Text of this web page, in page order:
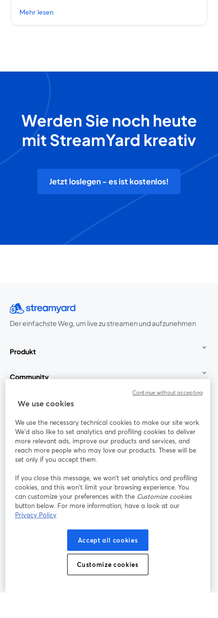
Mehr lesen
Werden Sie noch heute
mit StreamYard kreativ
Jetzt loslegen - es ist kostenlos!
Der einfachste Weg, um live zu streamen und aufzunehmen
Produkt
Community
StreamYard für
Mitmachen
Webinar Facebook
wird in einem neuen Tab geöffnet
X (Twitter)
wird in einem neuen Tab geöffnet
Nutzungsbedingungen
wird in einem neuen Tab geöffnet
Datenschutzrichtlinie
wird in einem neuen Tab geöffnet
Cookie-Richtlinie
Cookie-Einstellungen Hilfe-Center
We use cookies
We use the necessary technical cookies to make our site work.
We'd also like to set analytics and profiling cookies to deliver
more relevant ads, improve our products and services, and
reach more people who may love our products. These will be
set only if you accept them.
If you close this message, we won’t set analytics and profiling
cookies, and this won’t limit your browsing experience. You
can customize your preferences with the Customize cookies
button below. For more information, have a look at our
Privacy Policy
Accept all cookies
Customize cookies
Continue without accepting